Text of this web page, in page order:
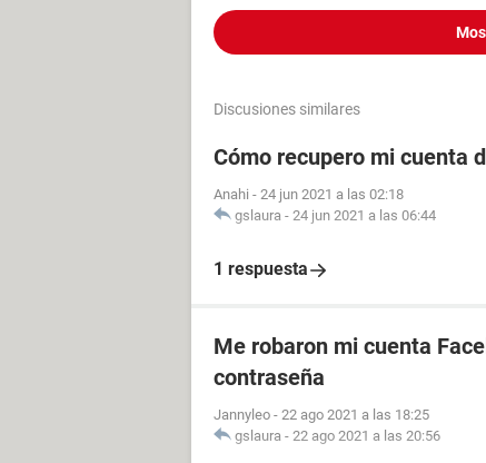
Discusiones similares
Cómo recupero mi cuenta
Anahi - 24 jun 2021 a las 02:18
gslaura - 24 jun 2021 a las 06:44
1 respuesta
Me robaron mi cuenta
contraseña
Jannyleo - 22 ago 2021 a las 18:25
gslaura - 22 ago 2021 a las 20:56